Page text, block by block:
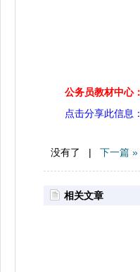
公务员教材中心
点击分享此信息：
没有了 | 下一篇 »
相关文章